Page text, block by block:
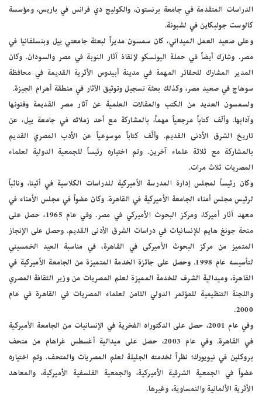
الدراسات المتقدمة في جامعة برنستون، والكوليج دي فرانس في باريس، ومؤسسة
كالوست جولبكاين في لشبونة.
وعلى صعيد العمل الميداني، كان سمسون مديراً لبعثة جامعتي ييل وبنسلفانيا في
مصر. وشارك أيضاً في حملة اليونسكو لإنقاذ آثار النوبة في مصر والسودان. وكان
المدير المشارك للحفائر المهمة في مدينة أبيدوس الأثرية القديمة في محافظة
سوهاج في صعيد مصر، وكذلك بعثة تسجيل وتوثيق الآثار في منطقة أهرام الجيزة.
ولسمسون العديد من الكتب والمقالات العلمية عن آثار مصر القديمة وفنونها
وآدابها. وألّف كتاباً مرجعياً مهماً، بالمشاركة مع أحد زملائه في جامعة ييل، عن
تاريخ الشرق الأدنى القديم. وألَّف كتاباً موسوعياً عن الأدب المصري القديم
بالمشاركة مع ثلاثة علماء آخرين. وتم اختياره رئيساً للجمعية الدولية لعلماء
المصريات ثلاث مرات.
وكان رئيساً لمجلس إدارة المدرسة الأميركية للدراسات الكلاسية في أثينا، ونائباً
لرئيس مجلس أمناء الجامعة الأميركية في القاهرة. وكان عضواً في مجلس الأمناء في
معهد آثار أميركا، ومركز البحوث الأميركي في مصر. وفي عام 1965، حصل على
منحة جونغ هايم للإنسانيات في دراسات الشرق الأدنى القديم. وحصل على الإنجاز
المتميز من مركز البحوث الأميركى في القاهرة، في مناسبة العيد الخمسيني
لتأسيسه عام 1998. وحصل على جائزة الخدمة المتميزة من الجامعة الأميركية في
القاهرة، وميدالية الشرف للخدمة المميزة لعلم المصريات من وزير الثقافة المصري
واللجنة التنظيمية للمؤتمر الدولي الثامن لعلماء المصريات في القاهرة في عام
2000.
وفي عام 2001، حصل على الدكتوراه الفخرية في الإنسانيات من الجامعة الأميركية
في القاهرة. وفي عام 2003، حصل على ميدالية أغسطس غراهام من متحف
بروكلين في نيويورك؛ نظراً لخدمته الجليلة لعلم المصريات والمتحف. وتم اختياره
عضواً في الجمعية الشرقية الأميركية، والجمعية الفلسفية الأميركية، والمعاهد
الأثرية الألمانية والنمساوية، وغيرها.